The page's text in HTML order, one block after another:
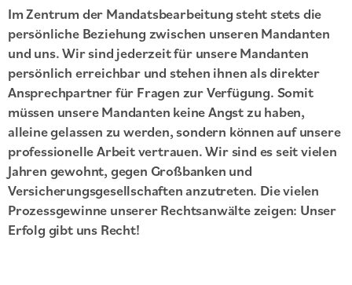
Im Zentrum der Mandatsbearbeitung steht stets die
persönliche Beziehung zwischen unseren Mandanten
und uns. Wir sind jederzeit für unsere Mandanten
persönlich erreichbar und stehen ihnen als direkter
Ansprechpartner für Fragen zur Verfügung. Somit
müssen unsere Mandanten keine Angst zu haben,
alleine gelassen zu werden, sondern können auf unsere
professionelle Arbeit vertrauen. Wir sind es seit vielen
Jahren gewohnt, gegen Großbanken und
Versicherungsgesellschaften anzutreten. Die vielen
Prozessgewinne unserer Rechtsanwälte zeigen: Unser
Erfolg gibt uns Recht!